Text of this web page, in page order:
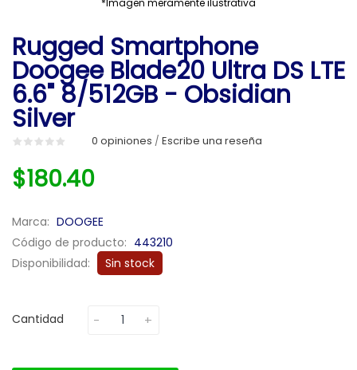
*Imagen meramente ilustrativa
Rugged Smartphone
Doogee Blade20 Ultra DS LTE
6.6" 8/512GB - Obsidian
Silver
0 opiniones / Escribe una reseña
$180.40
Marca: DOOGEE
Código de producto: 443210
Disponibilidad:
Sin stock
Cantidad